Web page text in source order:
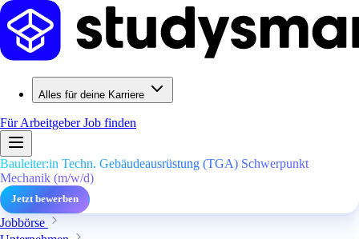
Alles für deine Karriere
Für ArbeitgeberJob finden
Bauleiter:in Techn. Gebäudeausrüstung (TGA) Schwerpunkt
Mechanik (m/w/d)
Jetzt bewerben
Jobbörse